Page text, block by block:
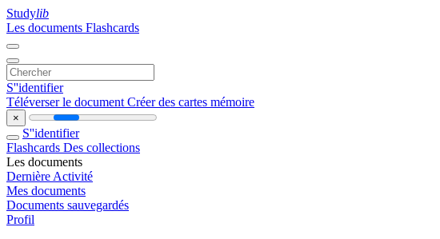
Studylib
Les documents Flashcards
S''identifier
Téléverser le document Créer des cartes mémoire
×
S''identifier
Flashcards Des collections
Les documents
Dernière Activité
Mes documents
Documents sauvegardés
Profil